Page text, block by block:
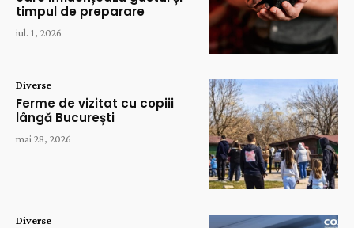
timpul de preparare
iul. 1, 2026
Diverse
Ferme de vizitat cu copiii
lângă București
mai 28, 2026
Diverse